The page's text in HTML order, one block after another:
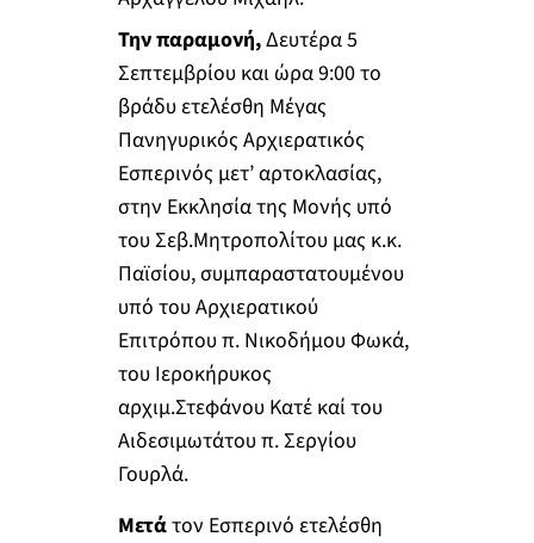
Την παραμονή,Δευτέρα 5
Σεπτεμβρίου και ώρα 9:00 το
βράδυ ετελέσθη Μέγας
Πανηγυρικός Αρχιερατικός
Εσπερινός μετ’ αρτοκλασίας,
στην Εκκλησία της Μονής υπό
του Σεβ.Μητροπολίτου μας κ.κ.
Παϊσίου, συμπαραστατουμένου
υπό του Αρχιερατικού
Επιτρόπου π. Νικοδήμου Φωκά,
του Ιεροκήρυκος
αρχιμ.Στεφάνου Κατέ καί του
Αιδεσιμωτάτου π. Σεργίου
Γουρλά.
Μετάτον Εσπερινό ετελέσθη